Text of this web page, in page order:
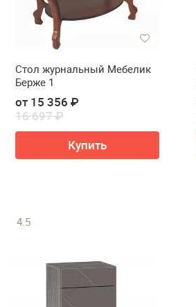
Стол журнальный Мебелик
Берже 1
от 15 356 ₽
16 697 ₽
Купить
4.5